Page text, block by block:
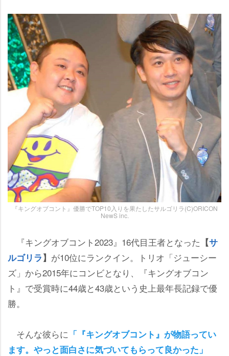
『キングオブコント』優勝でTOP10入りを果たしたサルゴリラ(C)ORICON
NewS inc.
『キングオブコント2023』16代目王者となった 【サ
ルゴリラ】 が10位にランクイン。トリオ「ジューシー
ズ」から2015年にコンビとなり、『キングオブコン
ト』で受賞時に44歳と43歳という史上最年長記録で優
勝。
そんな彼らに 「『キングオブコント』が物語ってい
ます。やっと面白さに気づいてもらって良かった」